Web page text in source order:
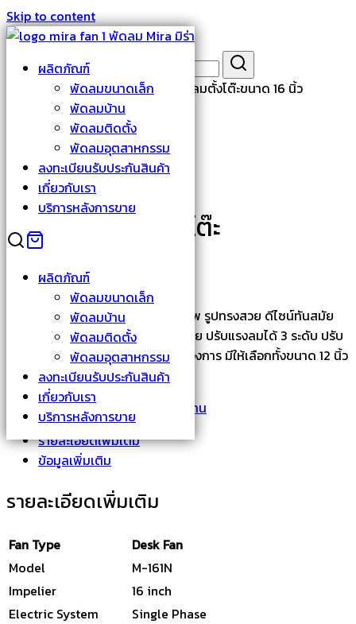
Skip to content
ผลิตภัณฑ์
พัดลมขนาดเล็ก
พัดลมบ้าน
พัดลมติดตั้ง
พัดลมอุตสาหกรรม
ลงทะเบียนรับประกันสินค้า
เกี่ยวกับเรา
บริการหลังการขาย
ผลิตภัณฑ์
พัดลมขนาดเล็ก
พัดลมบ้าน
พัดลมติดตั้ง
พัดลมอุตสาหกรรม
ลงทะเบียนรับประกันสินค้า
เกี่ยวกับเรา
บริการหลังการขาย
Search for:
› พัดลมบ้าน›M-161N พัดลมตั้งโต๊ะขนาด 16 นิ้ว
M-161N พัดลมตั้งโต๊ะ
ขนาด 16 นิ้ว
พัดลมตั้งโต๊ะมิร่า เย็นเต็มประสิทธิภาพ รูปทรงสวย ดีไซน์ทันสมัย
โดดเด่นกับสีสันที่มีให้เลือกหลากหลาย ปรับแรงลมได้ 3 ระดับ ปรับ
ส่ายซ้าย-ขวา และหยุดส่ายได้ตามต้องการ มีให้เลือกทั้งขนาด 12 นิ้ว
16 นิ้ว และ 18 นิ้ว
รหัสสินค้า:M-161
พัดลมบ้าน
รายละเอียดเพิ่มเติม
ข้อมูลเพิ่มเติม
รายละเอียดเพิ่มเติม
Fan Type
Desk Fan
Model
M-161N
Impelier
16 inch
Electric System
Single Phase